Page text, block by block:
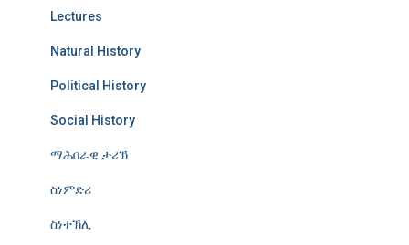
Lectures
Natural History
Political History
Social History
ማሕበራዊ ታሪኽ
ስነምድሪ
ስነተኽሊ